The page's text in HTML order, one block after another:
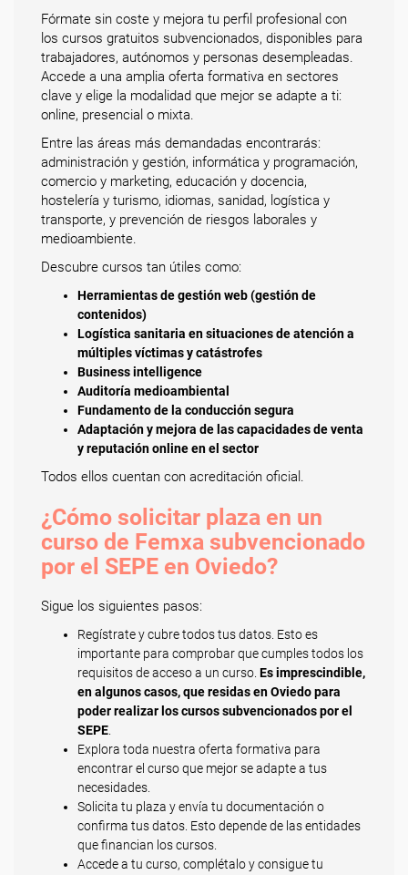
Fórmate sin coste y mejora tu perfil profesional con
los cursos gratuitos subvencionados, disponibles para
trabajadores, autónomos y personas desempleadas.
Accede a una amplia oferta formativa en sectores
clave y elige la modalidad que mejor se adapte a ti:
online, presencial o mixta.
Entre las áreas más demandadas encontrarás:
administración y gestión, informática y programación,
comercio y marketing, educación y docencia,
hostelería y turismo, idiomas, sanidad, logística y
transporte, y prevención de riesgos laborales y
medioambiente.
Descubre cursos tan útiles como:
Herramientas de gestión web (gestión de
contenidos)
Logística sanitaria en situaciones de atención a
múltiples víctimas y catástrofes
Business intelligence
Auditoría medioambiental
Fundamento de la conducción segura
Adaptación y mejora de las capacidades de venta
y reputación online en el sector
Todos ellos cuentan con acreditación oficial.
¿Cómo solicitar plaza en un
curso de Femxa subvencionado
por el SEPE en Oviedo?
Sigue los siguientes pasos:
Regístrate y cubre todos tus datos. Esto es
importante para comprobar que cumples todos los
requisitos de acceso a un curso. Es imprescindible,
en algunos casos, que residas en Oviedo para
poder realizar los cursos subvencionados por el
SEPE
Explora toda nuestra oferta formativa para
encontrar el curso que mejor se adapte a tus
necesidades.
Solicita tu plaza y envía tu documentación o
confirma tus datos. Esto depende de las entidades
que financian los cursos.
Accede a tu curso, complétalo y consigue tu